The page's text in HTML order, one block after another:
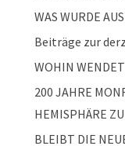
WAS WURDE
Beiträge zur
WOHIN
200 JAHRE
HEMISPHÄRE
BLEIBT DIE